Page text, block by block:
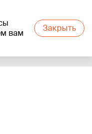
вам
Закрыть